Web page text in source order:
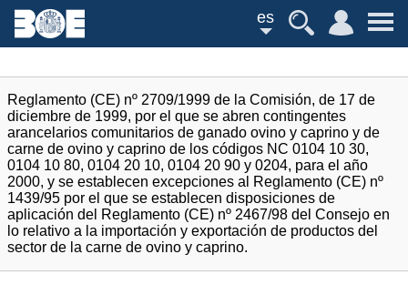
es
Reglamento (CE) nº 2709/1999 de la Comisión, de 17 de
diciembre de 1999, por el que se abren contingentes
arancelarios comunitarios de ganado ovino y caprino y de
carne de ovino y caprino de los códigos NC 0104 10 30,
0104 10 80, 0104 20 10, 0104 20 90 y 0204, para el año
2000, y se establecen excepciones al Reglamento (CE) nº
1439/95 por el que se establecen disposiciones de
aplicación del Reglamento (CE) nº 2467/98 del Consejo en
lo relativo a la importación y exportación de productos del
sector de la carne de ovino y caprino.